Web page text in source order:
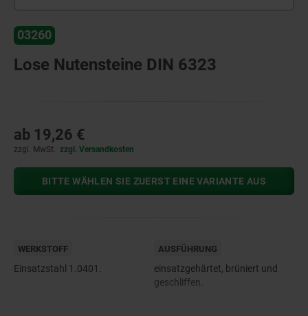
03260
Lose Nutensteine DIN 6323
ab 19,26 €
zzgl. MwSt. zzgl. Versandkosten
BITTE WÄHLEN SIE ZUERST EINE VARIANTE AUS
WERKSTOFF
Einsatzstahl 1.0401.
AUSFÜHRUNG
einsatzgehärtet, brüniert und
geschliffen.